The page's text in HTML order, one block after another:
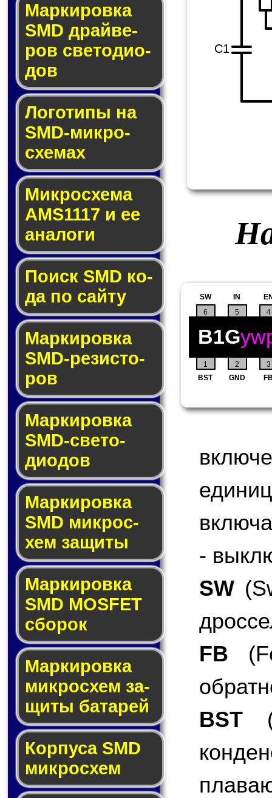
Маркировка
SMD драй­ве­
ров све­то­ди­о­
дов
Логотипы на
SMD-мик­ро­
схе­мах
Микросхема
AMS1117 и ее
ана­ло­ги
Поиск SMD ко­
да по сай­ту
Маркировка
SMD-ре­зис­то­
ров
Маркировка
SMD-све­то­
дио­дов
Мар­ки­ров­ка
SMD мик­рос­
хем защиты
Мар­ки­ров­ка
SMD MOSFET
сбо­рок
Мар­ки­ров­ка
мик­ро­схем за­
щи­ты ба­та­рей
Корпуса SMD
мик­ро­схем
C1
1 2 3
4
BST GND
IN
5
6
SW
B1G
-
SW
FB
BST